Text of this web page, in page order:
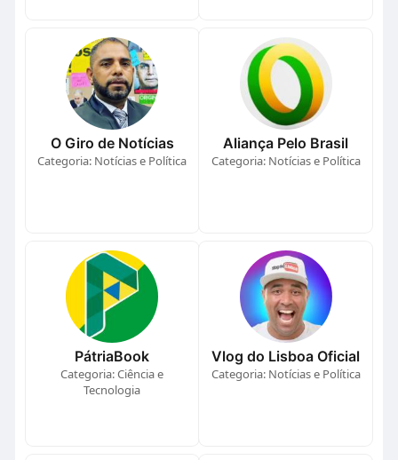
O Giro de Notícias
Categoria: Notícias e Política
Aliança Pelo Brasil
Categoria: Notícias e Política
PátriaBook
Categoria: Ciência e
Tecnologia
Vlog do Lisboa Oficial
Categoria: Notícias e Política